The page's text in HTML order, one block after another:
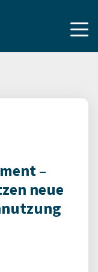
–
neue